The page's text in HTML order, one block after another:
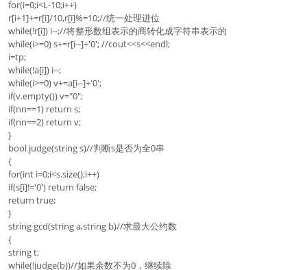
for(i=0;i<L-10;i++)
r[i+1]+=r[i]/10,r[i]%=10;//统一处理进位
while(!r[i]) i--;//将整形数组表示的商转化成字符串表示的
while(i>=0) s+=r[i--]+'0'; //cout<<s<<endl;
i=tp;
while(!a[i]) i--;
while(i>=0) v+=a[i--]+'0';
if(v.empty()) v="0";
if(nn==1) return s;
if(nn==2) return v;
}
bool judge(string s)//判断s是否为全0串
{
for(int i=0;i<s.size();i++)
if(s[i]!='0') return false;
return true;
}
string gcd(string a,string b)//求最大公约数
{
string t;
while(!judge(b))//如果余数不为0，继续除